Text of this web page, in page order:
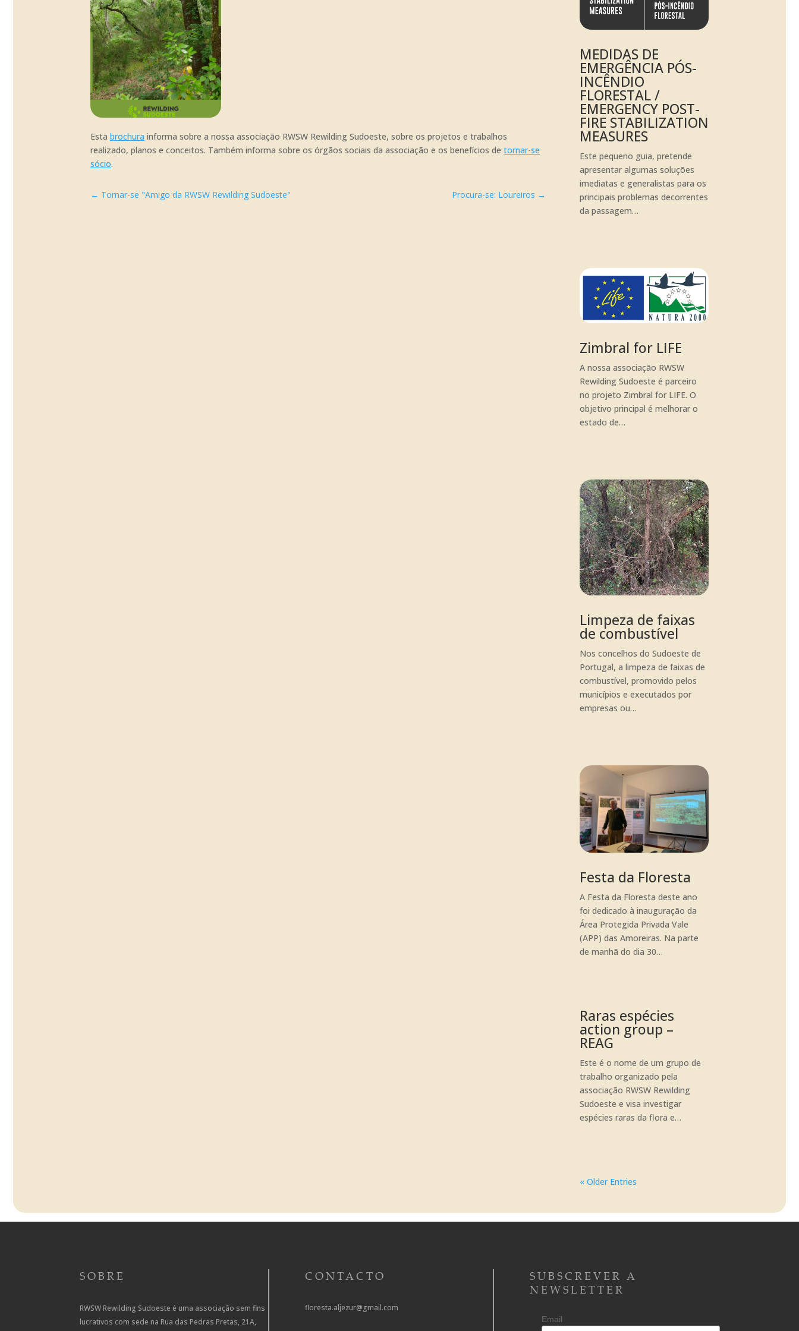
Esta brochura informa sobre a nossa associação RWSW Rewilding Sudoeste, sobre os projetos e trabalhos
realizado, planos e conceitos. Também informa sobre os órgãos sociais da associação e os benefícios de tornar-se
sócio.
← Tornar-se "Amigo da RWSW Rewilding Sudoeste" Procura-se: Loureiros →
MEDIDAS DE
EMERGÊNCIA PÓS-
INCÊNDIO
FLORESTAL /
EMERGENCY POST-
FIRE STABILIZATION
MEASURES
Este pequeno guia, pretende
apresentar algumas soluções
imediatas e generalistas para os
principais problemas decorrentes
da passagem…
Zimbral for LIFE
A nossa associação RWSW
Rewilding Sudoeste é parceiro
no projeto Zimbral for LIFE. O
objetivo principal é melhorar o
estado de…
Limpeza de faixas
de combustível
Nos concelhos do Sudoeste de
Portugal, a limpeza de faixas de
combustível, promovido pelos
municípios e executados por
empresas ou…
Festa da Floresta
A Festa da Floresta deste ano
foi dedicado à inauguração da
Área Protegida Privada Vale
(APP) das Amoreiras. Na parte
de manhã do dia 30…
Raras espécies
action group –
REAG
Este é o nome de um grupo de
trabalho organizado pela
associação RWSW Rewilding
Sudoeste e visa investigar
espécies raras da flora e…
« Older Entries
SOBRE
RWSW Rewilding Sudoeste é uma associação sem fins
lucrativos com sede na Rua das Pedras Pretas, 21A,
CONTACTO
floresta.aljezur@gmail.com
SUBSCREVER A
NEWSLETTER
Email